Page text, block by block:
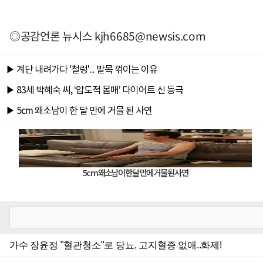
◎공감언론 뉴시스kjh6685@newsis.com